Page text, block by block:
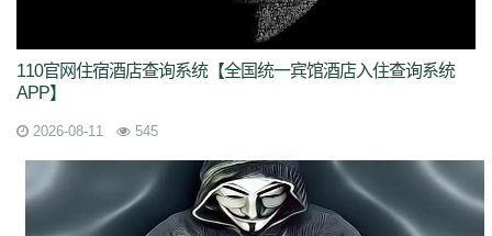
110官网住宿酒店查询系统【全国统一宾馆酒店入住查询系统
APP】
2026-08-11 545